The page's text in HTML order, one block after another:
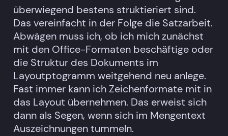
überwiegend bestens struktieriert sind.
Das vereinfacht in der Folge die Satzarbeit.
Abwägen muss ich, ob ich mich zunächst
mit den Office-Formaten beschäftige oder
die Struktur des Dokuments im
Layoutptogramm weitgehend neu anlege.
Fast immer kann ich Zeichenformate mit in
das Layout übernehmen. Das erweist sich
dann als Segen, wenn sich im Mengentext
Auszeichnungen tummeln.